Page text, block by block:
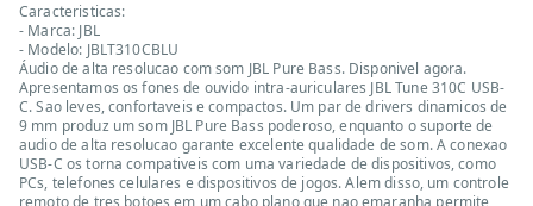
Caracteristicas:
- Marca: JBL
- Modelo: JBLT310CBLU
Áudio de alta resolucao com som JBL Pure Bass. Disponivel agora.
Apresentamos os fones de ouvido intra-auriculares JBL Tune 310C USB-
C. Sao leves, confortaveis e compactos. Um par de drivers dinamicos de
9 mm produz um som JBL Pure Bass poderoso, enquanto o suporte de
audio de alta resolucao garante excelente qualidade de som. A conexao
USB-C os torna compativeis com uma variedade de dispositivos, como
PCs, telefones celulares e dispositivos de jogos. Alem disso, um controle
remoto de tres botoes em um cabo plano que nao emaranha permite